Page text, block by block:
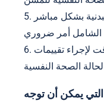
5. إغفال الصحة البدنية: تؤثر الصحة البدنية بشكل مباشر
6. التعجل في التقييمات: إن أخذ الوقت لإجراء تقييمات
يمكن أن توجه